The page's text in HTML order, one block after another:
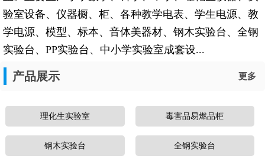
验室设备、仪器橱、柜、各种教学电表、学生电源、教
学电源、模型、标本、音体美器材、钢木实验台、全钢
实验台、PP实验台、中小学实验室成套设...
产品展示 更多
理化生实验室 毒害品易燃品柜
钢木实验台 全钢实验台